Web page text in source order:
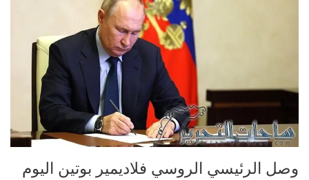
وصل الرئيسي الروسي فلاديمير بوتين اليوم